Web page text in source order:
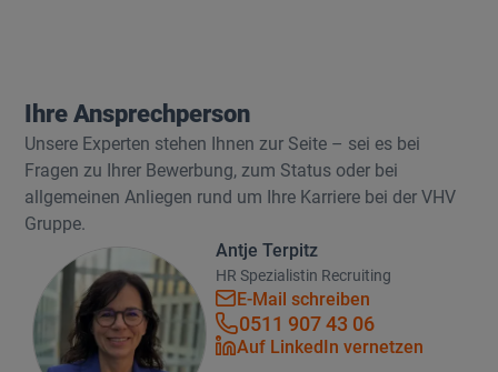
Ihre Ansprechperson
Unsere Experten stehen Ihnen zur Seite – sei es bei
Fragen zu Ihrer Bewerbung, zum Status oder bei
allgemeinen Anliegen rund um Ihre Karriere bei der VHV
Gruppe.
Antje Terpitz
HR Spezialistin Recruiting
E-Mail schreiben
E-Mail schreiben
0511 907 43 06
0511 907 43 06
Auf LinkedIn vernetzen
Auf LinkedIn